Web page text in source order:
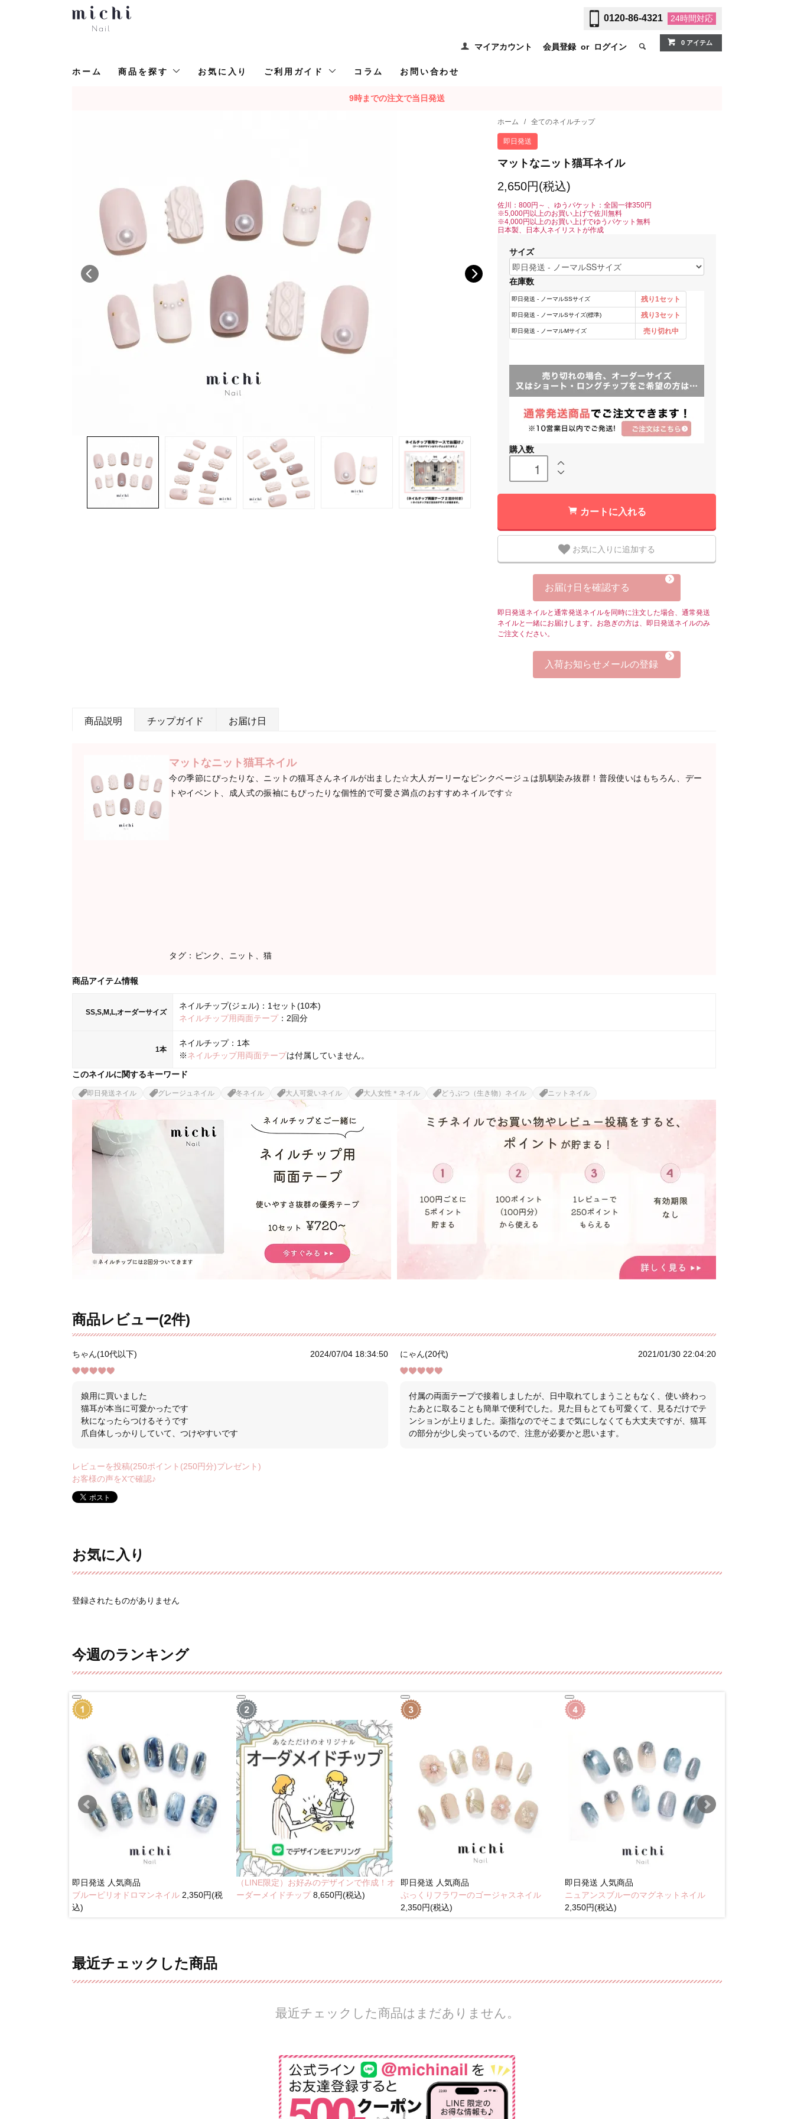
0120-86-4321 24時間対応
マイアカウント 会員登録 or ログイン 0 アイテム
ホーム 商品を探す お気に入り ご利用ガイド コラム お問い合わせ
9時までの注文で当日発送
ホーム / 全てのネイルチップ
即日発送
マットなニット猫耳ネイル
2,650円(税込)
佐川：800円～ 、ゆうパケット：全国一律350円
※5,000円以上のお買い上げで佐川無料
※4,000円以上のお買い上げでゆうパケット無料
日本製、日本人ネイリストが作成
サイズ
在庫数
購入数
カートに入れる
お気に入りに追加する
お届け日を確認する
即日発送ネイルと通常発送ネイルを同時に注文した場合、通常発送
ネイルと一緒にお届けします。お急ぎの方は、即日発送ネイルのみ
ご注文ください。
入荷お知らせメールの登録
商品説明 チップガイド お届け日
マットなニット猫耳ネイル
今の季節にぴったりな、ニットの猫耳さんネイルが出ました☆大人ガーリーなピンクベージュは肌馴染み抜群！普段使いはもちろん、デー
トやイベント、成人式の振袖にもぴったりな個性的で可愛さ満点のおすすめネイルです☆
タグ：ピンク、ニット、猫
商品アイテム情報
SS,S,M,L,オーダーサイズ
ネイルチップ(ジェル)：1セット(10本)
ネイルチップ用両面テープ：2回分
1本
ネイルチップ：1本
※ネイルチップ用両面テープは付属していません。
このネイルに関するキーワード
即日発送ネイル グレージュネイル 冬ネイル 大人可愛いネイル 大人女性＊ネイル どうぶつ（生き物）ネイル ニットネイル
商品レビュー(2件)
ちゃん(10代以下) 2024/07/04 18:34:50
娘用に買いました
猫耳が本当に可愛かったです
秋になったらつけるそうです
爪自体しっかりしていて、つけやすいです
にゃん(20代) 2021/01/30 22:04:20
付属の両面テープで接着しましたが、日中取れてしまうこともなく、使い終わっ
たあとに取ることも簡単で便利でした。見た目もとても可愛くて、見るだけでテ
ンションが上りました。薬指なのでそこまで気にしなくても大丈夫ですが、猫耳
の部分が少し尖っているので、注意が必要かと思います。
レビューを投稿(250ポイント(250円分)プレゼント)
お客様の声をXで確認♪
お気に入り
登録されたものがありません
今週のランキング
即日発送 人気商品
ブルーピリオドロマンネイル 2,350円(税
込)
（LINE限定）お好みのデザインで作成！オ
ーダーメイドチップ8,650円(税込)
即日発送 人気商品
ぷっくりフラワーのゴージャスネイル
2,350円(税込)
即日発送 人気商品
ニュアンスブルーのマグネットネイル
2,350円(税込)
最近チェックした商品
最近チェックした商品はまだありません。